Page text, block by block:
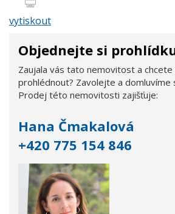
vytiskout
Objednejte si
Zaujala vás tato nemovitost a
prohlédnout? Zavolejte a domluvíme
Prodej této nemovitosti zajišťuje:
Hana Čmakalová
+420 775 154 846